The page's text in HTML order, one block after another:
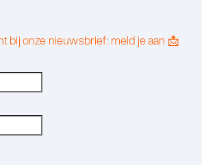
bij onze nieuwsbrief: meld je aan 📩